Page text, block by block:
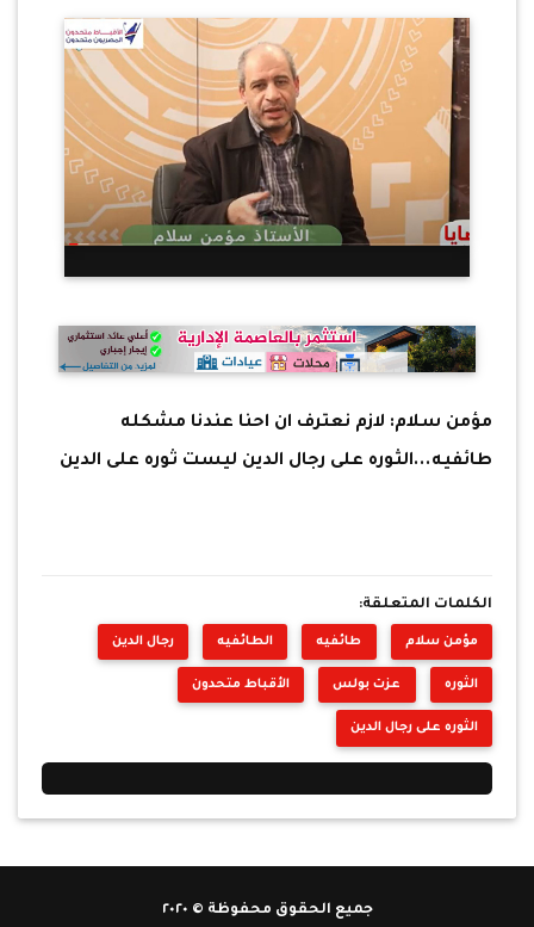
مؤمن سلام: لازم نعترف ان احنا عندنا مشكله
طائفيه...الثوره على رجال الدين ليست ثوره على الدين
الكلمات المتعلقة:
مؤمن سلام طائفيه الطائفيه رجال الدين
الثوره عزت بولس الأقباط متحدون
الثوره على رجال الدين
جميع الحقوق محفوظة © ٢٠٢٠